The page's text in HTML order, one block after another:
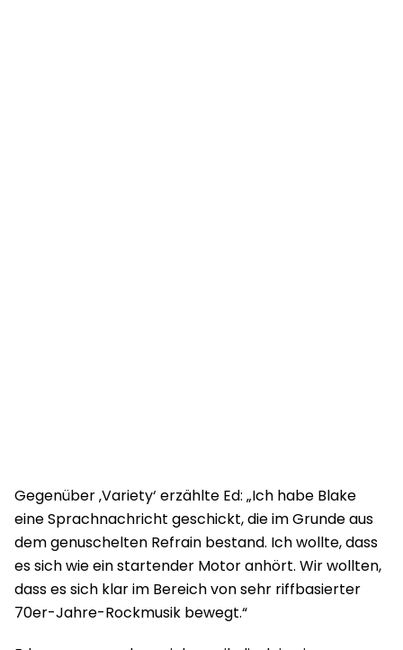
Gegenüber ‚Variety‘ erzählte Ed: „Ich habe Blake
eine Sprachnachricht geschickt, die im Grunde aus
dem genuschelten Refrain bestand. Ich wollte, dass
es sich wie ein startender Motor anhört. Wir wollten,
dass es sich klar im Bereich von sehr riffbasierter
70er-Jahre-Rockmusik bewegt.“